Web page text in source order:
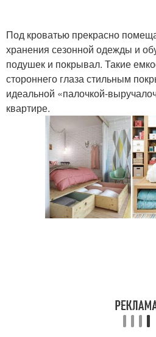
Под кроватью прекрасно
хранения сезонной одежды и
подушек и покрывал. Такие
стороннего глаза стильным
идеальной «палочкой-
квартире.